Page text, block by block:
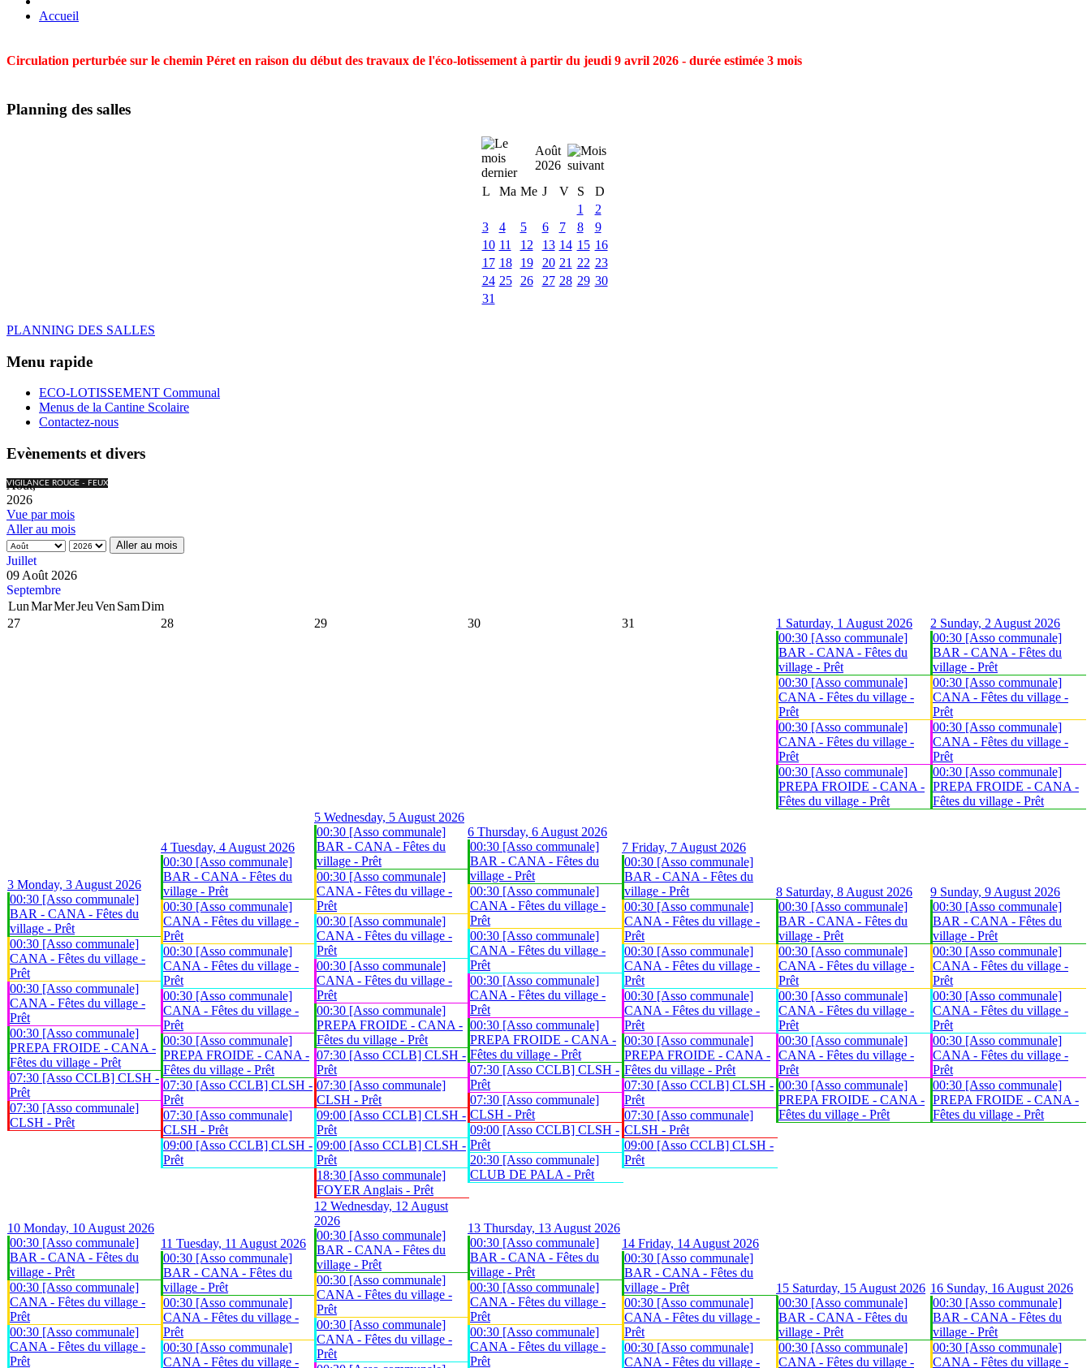
Accueil
Circulation perturbée sur le chemin Péret en raison du début des travaux de l'éco-lotissement à partir du jeudi 9 avril 2026 - durée estimée 3 mois
Planning des salles
Août
2026
L
Ma Me J V S
D
1
2
3
4 5 6 7 8
9
10 11 12 13 14 15 16
17 18 19 20 21 22 23
24 25 26 27 28 29 30
31
PLANNING DES SALLES
Menu rapide
ECO-LOTISSEMENT Communal
Menus de la Cantine Scolaire
Contactez-nous
Evènements et divers
VIGILANCE ROUGE - FEUX
Août,
2026
Vue par mois
Aller au mois
Aller au mois
Juillet
09 Août 2026
Septembre
LunMarMerJeuVen SamDim
27
28 29 30 31 1 Saturday, 1 August 2026
00:30 [Asso communale]
BAR - CANA - Fêtes du
village - Prêt
00:30 [Asso communale]
CANA - Fêtes du village -
Prêt
00:30 [Asso communale]
CANA - Fêtes du village -
Prêt
00:30 [Asso communale]
PREPA FROIDE - CANA -
Fêtes du village - Prêt
2 Sunday, 2 August 2026
00:30 [Asso communale]
BAR - CANA - Fêtes du
village - Prêt
00:30 [Asso communale]
CANA - Fêtes du village -
Prêt
00:30 [Asso communale]
CANA - Fêtes du village -
Prêt
00:30 [Asso communale]
PREPA FROIDE - CANA -
Fêtes du village - Prêt
3 Monday, 3 August 2026
00:30 [Asso communale]
BAR - CANA - Fêtes du
village - Prêt
00:30 [Asso communale]
CANA - Fêtes du village -
Prêt
00:30 [Asso communale]
CANA - Fêtes du village -
Prêt
00:30 [Asso communale]
PREPA FROIDE - CANA -
Fêtes du village - Prêt
07:30 [Asso CCLB] CLSH -
Prêt
07:30 [Asso communale]
CLSH - Prêt
4 Tuesday, 4 August 2026
00:30 [Asso communale]
BAR - CANA - Fêtes du
village - Prêt
00:30 [Asso communale]
CANA - Fêtes du village -
Prêt
00:30 [Asso communale]
CANA - Fêtes du village -
Prêt
00:30 [Asso communale]
CANA - Fêtes du village -
Prêt
00:30 [Asso communale]
PREPA FROIDE - CANA -
Fêtes du village - Prêt
07:30 [Asso CCLB] CLSH -
Prêt
07:30 [Asso communale]
CLSH - Prêt
09:00 [Asso CCLB] CLSH -
Prêt
5 Wednesday, 5 August 2026
00:30 [Asso communale]
BAR - CANA - Fêtes du
village - Prêt
00:30 [Asso communale]
CANA - Fêtes du village -
Prêt
00:30 [Asso communale]
CANA - Fêtes du village -
Prêt
00:30 [Asso communale]
CANA - Fêtes du village -
Prêt
00:30 [Asso communale]
PREPA FROIDE - CANA -
Fêtes du village - Prêt
07:30 [Asso CCLB] CLSH -
Prêt
07:30 [Asso communale]
CLSH - Prêt
09:00 [Asso CCLB] CLSH -
Prêt
09:00 [Asso CCLB] CLSH -
Prêt
18:30 [Asso communale]
FOYER Anglais - Prêt
6 Thursday, 6 August 2026
00:30 [Asso communale]
BAR - CANA - Fêtes du
village - Prêt
00:30 [Asso communale]
CANA - Fêtes du village -
Prêt
00:30 [Asso communale]
CANA - Fêtes du village -
Prêt
00:30 [Asso communale]
CANA - Fêtes du village -
Prêt
00:30 [Asso communale]
PREPA FROIDE - CANA -
Fêtes du village - Prêt
07:30 [Asso CCLB] CLSH -
Prêt
07:30 [Asso communale]
CLSH - Prêt
09:00 [Asso CCLB] CLSH -
Prêt
20:30 [Asso communale]
CLUB DE PALA - Prêt
7 Friday, 7 August 2026
00:30 [Asso communale]
BAR - CANA - Fêtes du
village - Prêt
00:30 [Asso communale]
CANA - Fêtes du village -
Prêt
00:30 [Asso communale]
CANA - Fêtes du village -
Prêt
00:30 [Asso communale]
CANA - Fêtes du village -
Prêt
00:30 [Asso communale]
PREPA FROIDE - CANA -
Fêtes du village - Prêt
07:30 [Asso CCLB] CLSH -
Prêt
07:30 [Asso communale]
CLSH - Prêt
09:00 [Asso CCLB] CLSH -
Prêt
8 Saturday, 8 August 2026
00:30 [Asso communale]
BAR - CANA - Fêtes du
village - Prêt
00:30 [Asso communale]
CANA - Fêtes du village -
Prêt
00:30 [Asso communale]
CANA - Fêtes du village -
Prêt
00:30 [Asso communale]
CANA - Fêtes du village -
Prêt
00:30 [Asso communale]
PREPA FROIDE - CANA -
Fêtes du village - Prêt
9 Sunday, 9 August 2026
00:30 [Asso communale]
BAR - CANA - Fêtes du
village - Prêt
00:30 [Asso communale]
CANA - Fêtes du village -
Prêt
00:30 [Asso communale]
CANA - Fêtes du village -
Prêt
00:30 [Asso communale]
CANA - Fêtes du village -
Prêt
00:30 [Asso communale]
PREPA FROIDE - CANA -
Fêtes du village - Prêt
10 Monday, 10 August 2026
00:30 [Asso communale]
BAR - CANA - Fêtes du
village - Prêt
00:30 [Asso communale]
CANA - Fêtes du village -
Prêt
00:30 [Asso communale]
CANA - Fêtes du village -
Prêt
11 Tuesday, 11 August 2026
00:30 [Asso communale]
BAR - CANA - Fêtes du
village - Prêt
00:30 [Asso communale]
CANA - Fêtes du village -
Prêt
00:30 [Asso communale]
CANA - Fêtes du village -
12 Wednesday, 12 August
2026
00:30 [Asso communale]
BAR - CANA - Fêtes du
village - Prêt
00:30 [Asso communale]
CANA - Fêtes du village -
Prêt
00:30 [Asso communale]
CANA - Fêtes du village -
Prêt
13 Thursday, 13 August 2026
00:30 [Asso communale]
BAR - CANA - Fêtes du
village - Prêt
00:30 [Asso communale]
CANA - Fêtes du village -
Prêt
00:30 [Asso communale]
CANA - Fêtes du village -
Prêt
14 Friday, 14 August 2026
00:30 [Asso communale]
BAR - CANA - Fêtes du
village - Prêt
00:30 [Asso communale]
CANA - Fêtes du village -
Prêt
00:30 [Asso communale]
CANA - Fêtes du village -
15 Saturday, 15 August 2026
00:30 [Asso communale]
BAR - CANA - Fêtes du
village - Prêt
00:30 [Asso communale]
CANA - Fêtes du village -
16 Sunday, 16 August 2026
00:30 [Asso communale]
BAR - CANA - Fêtes du
village - Prêt
00:30 [Asso communale]
CANA - Fêtes du village -